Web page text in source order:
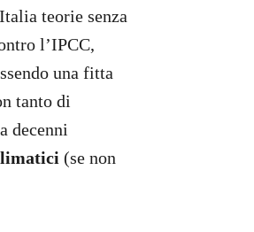
teorie senza
l’IPCC,
una fitta
tanto di
decenni
(se non